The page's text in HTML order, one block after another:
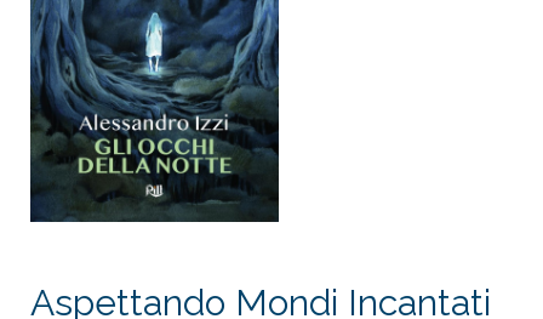
Aspettando Mondi Incantati